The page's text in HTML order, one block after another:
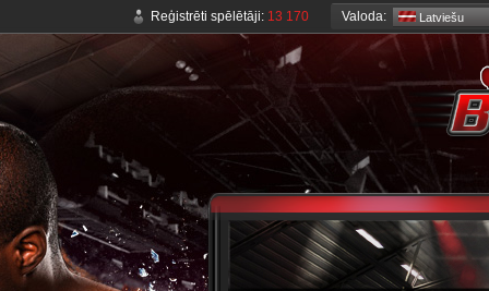
Reģistrēti spēlētāji: 13 170 Valoda: Latviešu